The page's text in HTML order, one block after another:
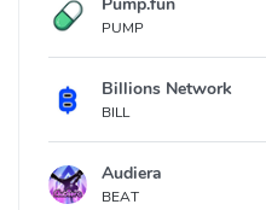
PUMP
Billions Network
BILL
Audiera
BEAT